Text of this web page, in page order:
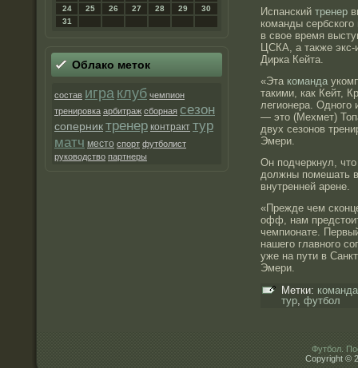
24
25 26 27 28 29
30
31
Облако метοк
состав игра клуб чемпион
тренировка арбитраж сборная сезон
соперник тренер контракт тур
матч место спорт футболист
руководство партнеры
Испанский тренер
команды
в свое время
ЦСКА, а также экс-
Дирка Кейта.
«Эта команда
такими, как Кейт,
легионера. Одного
— это (Мехмет)
двух сезонов
Эмери.
Он подчеркнул,
должны помешать
внутренней арене.
«Прежде чем
офф, нам
чемпионате.
нашего главного
уже на пути в
Эмери.
Метки: команда
тур, футбол
Футбол.
Copyright ©